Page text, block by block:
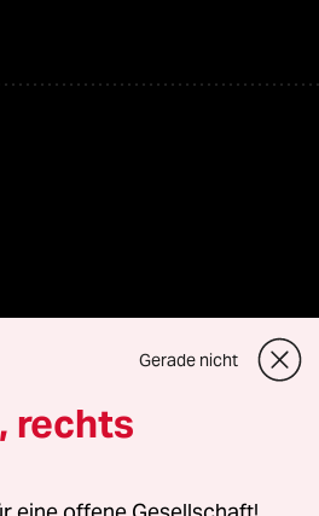
GmbH
Fragen oder für Genehmigungen
Gerade nicht
rechts